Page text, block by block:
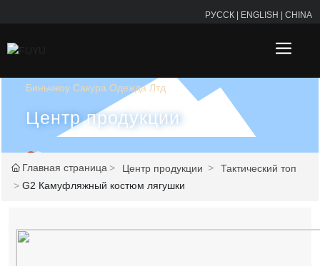
РУССК| ENGLISH CHINA
Центр продукции
Биньчжоу Сакура Одежда Лтд
Главная страница Центр продукции
Тактический топ
G2 Камуфляжный костюм лягушки